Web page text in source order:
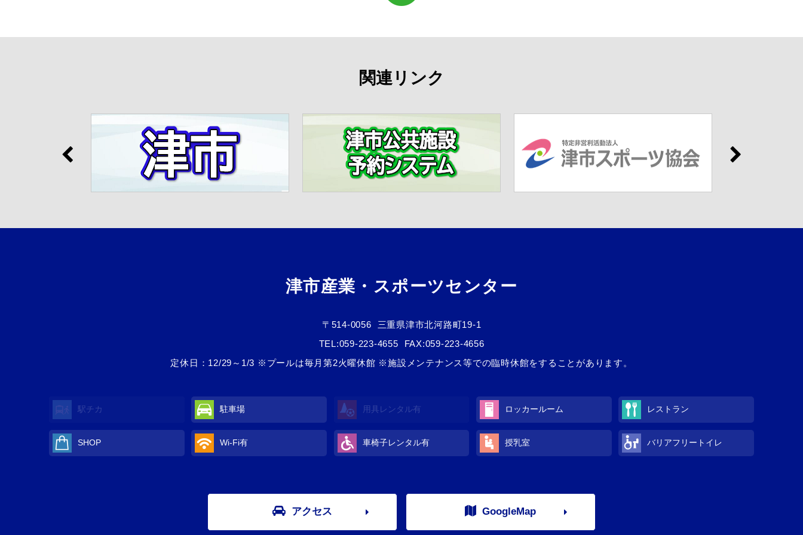
関連リンク
津市産業・スポーツセンター
〒514-0056
三重県津市北河路町19-1
TEL:059-223-4655
FAX:059-223-4656
定休日：12/29～1/3 ※プールは毎月第2火曜休館 ※施設メンテナンス等での臨時休館をすることがあります。
駅チカ 駐車場 用具レンタル有 ロッカールーム レストラン
SHOP Wi-Fi有 車椅子レンタル有 授乳室 バリアフリートイレ
アクセス GoogleMap